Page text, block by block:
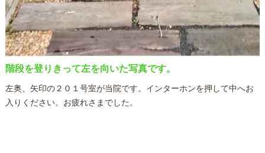
階段を登りきって左を向いた写真です。
左奥、矢印の２０１号室が当院です。インターホンを押して中へお
入りください。お疲れさまでした。